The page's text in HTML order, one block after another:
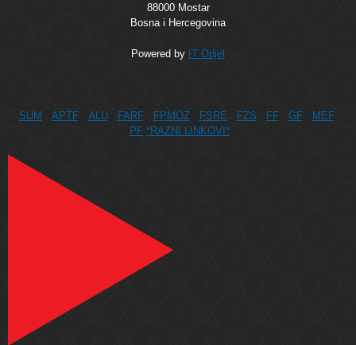
88000 Mostar
Bosna i Hercegovina
Powered by IT Odjel
SUM APTF ALU FARF FPMOZ FSRE FZS FF GF
MEF
PF *RAZNI LINKOVI*